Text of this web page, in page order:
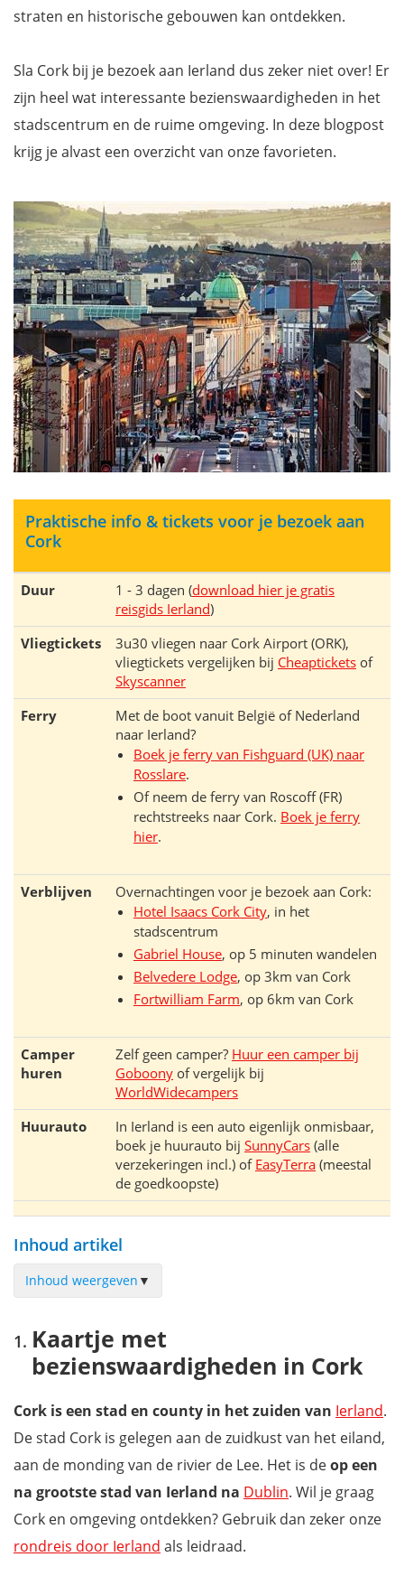
straten en historische gebouwen kan ontdekken.
Sla Cork bij je bezoek aan Ierland dus zeker niet over! Er
zijn heel wat interessante bezienswaardigheden in het
stadscentrum en de ruime omgeving. In deze blogpost
krijg je alvast een overzicht van onze favorieten.
Praktische info & tickets voor je bezoek aan
Cork
Duur 1 - 3 dagen (download hier je gratis
reisgids Ierland)
Vliegtickets
3u30 vliegen naar Cork Airport (ORK),
vliegtickets vergelijken bij Cheaptickets of
Skyscanner
Ferry
Met de boot vanuit België of Nederland
naar Ierland?
Boek je ferry van Fishguard (UK) naar
Rosslare.
Of neem de ferry van Roscoff (FR)
rechtstreeks naar Cork. Boek je ferry
hier.
Verblijven
Overnachtingen voor je bezoek aan Cork:
Hotel Isaacs Cork City, in het
stadscentrum
Gabriel House, op 5 minuten wandelen
Belvedere Lodge, op 3km van Cork
Fortwilliam Farm, op 6km van Cork
Camper
huren
Zelf geen camper? Huur een camper bij
Goboony of vergelijk bij
WorldWidecampers
Huurauto
In Ierland is een auto eigenlijk onmisbaar,
boek je huurauto bij SunnyCars (alle
verzekeringen incl.) of EasyTerra (meestal
de goedkoopste)
Inhoud artikel
Inhoud weergeven ▼
Maak een historische wandeltocht door Cork
Ontdek verse, lokale producten in de English Market
Voormalige gevangenis Cork City Gaol
Kom alles te weten over boter in het Cork Butter Museum
Crawford Municipal Art Gallery
Saint Fin Barre's Cathedral
Sint-Annakerk en Shandon Bells
Kaartje met
bezienswaardigheden in Cork
Cork is een stad en county in het zuiden van Ierland.
De stad Cork is gelegen aan de zuidkust van het eiland,
aan de monding van de rivier de Lee. Het is deop een
na grootste stad van Ierland na Dublin. Wil je graag
Cork en omgeving ontdekken? Gebruik dan zeker onze
rondreis door Ierland als leidraad.